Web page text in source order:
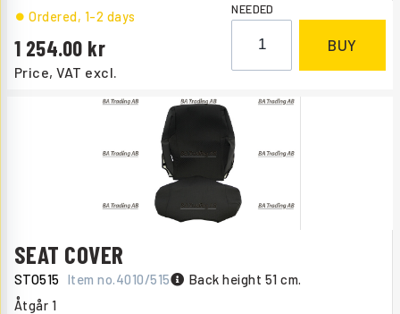
Price, VAT excl.
1 254.00
Ordered, 1-2 days NEEDED
BUY
SEAT COVER
STO515 Item no.4010/515 Back height 51 cm.
Åtgår 1